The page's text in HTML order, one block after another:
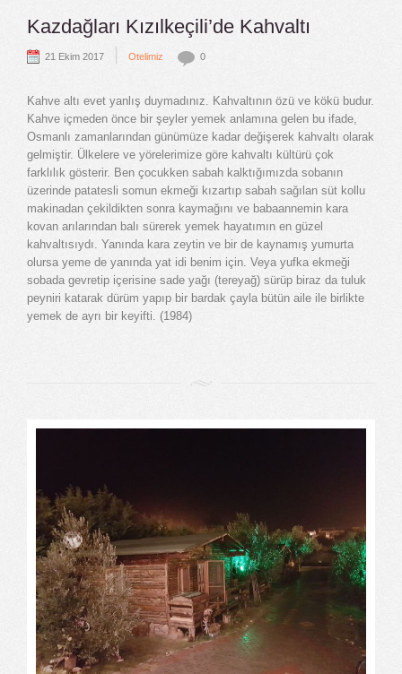
Kazdağları Kızılkeçili’de Kahvaltı
21 Ekim 2017 Otelimiz 0
Kahve altı evet yanlış duymadınız. Kahvaltının özü ve kökü budur.
Kahve içmeden önce bir şeyler yemek anlamına gelen bu ifade,
Osmanlı zamanlarından günümüze kadar değişerek kahvaltı olarak
gelmiştir. Ülkelere ve yörelerimize göre kahvaltı kültürü çok
farklılık gösterir. Ben çocukken sabah kalktığımızda sobanın
üzerinde patatesli somun ekmeği kızartıp sabah sağılan süt kollu
makinadan çekildikten sonra kaymağını ve babaannemin kara
kovan arılarından balı sürerek yemek hayatımın en güzel
kahvaltısıydı. Yanında kara zeytin ve bir de kaynamış yumurta
olursa yeme de yanında yat idi benim için. Veya yufka ekmeği
sobada gevretip içerisine sade yağı (tereyağ) sürüp biraz da tuluk
peyniri katarak dürüm yapıp bir bardak çayla bütün aile ile birlikte
yemek de ayrı bir keyifti. (1984)